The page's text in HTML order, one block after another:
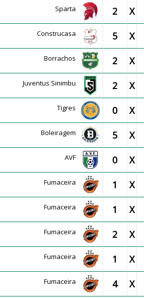
Sparta 2 X
Construcasa 5 X
Borrachos 2 X
Juventus Sinimbu 2 X
Tigres 0 X
Boleiragem 5 X
AVF 0 X
Fumaceira 1 X
Fumaceira 1 X
Fumaceira 2 X
Fumaceira 1 X
Fumaceira 4 X